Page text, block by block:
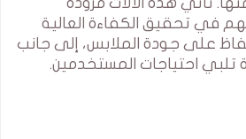
في تحقيق الكفاءة العالية
على جودة الملابس، إلى جانب
تلبي احتياجات المستخدمين.